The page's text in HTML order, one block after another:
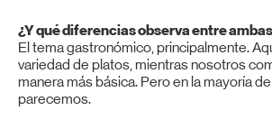
¿Y qué diferencias observa entre
El tema gastronómico, principalmente.
variedad de platos, mientras nosotros
manera más básica. Pero en la mayoría
parecemos.